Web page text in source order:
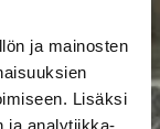
ja mainosten
Lisäksi
ja analytiikka-